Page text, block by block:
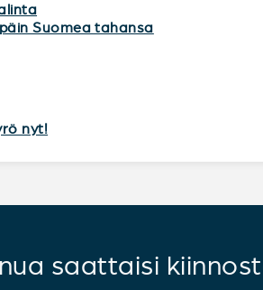
Suomea tahansa
nyt!
saattaisi